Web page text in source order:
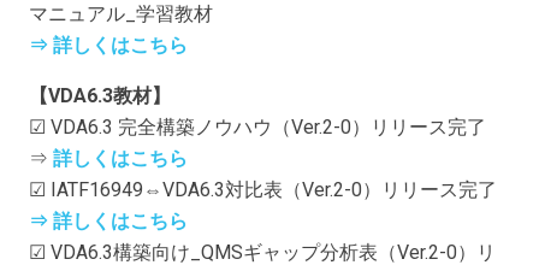
マニュアル_学習教材
⇒ 詳しくはこちら
【VDA6.3教材】
☑ VDA6.3 完全構築ノウハウ（Ver.2-0）リリース完了
⇒ 詳しくはこちら
☑ IATF16949⇔VDA6.3対比表（Ver.2-0）リリース完了
⇒ 詳しくはこちら
☑ VDA6.3構築向け_QMSギャップ分析表（Ver.2-0）リ